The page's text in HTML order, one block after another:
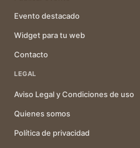
Evento destacado
Widget para tu web
Contacto
LEGAL
Aviso Legal y Condiciones de uso
Quienes somos
Política de privacidad